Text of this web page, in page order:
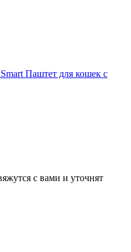
Паштет для кошек с
с вами и уточнят